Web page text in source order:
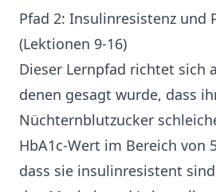
Pfad 2: Insulinresistenz und
(Lektionen 9-16)
Dieser Lernpfad richtet sich
denen gesagt wurde, dass
Nüchternblutzucker
HbA1c-Wert im Bereich von
dass sie insulinresistent